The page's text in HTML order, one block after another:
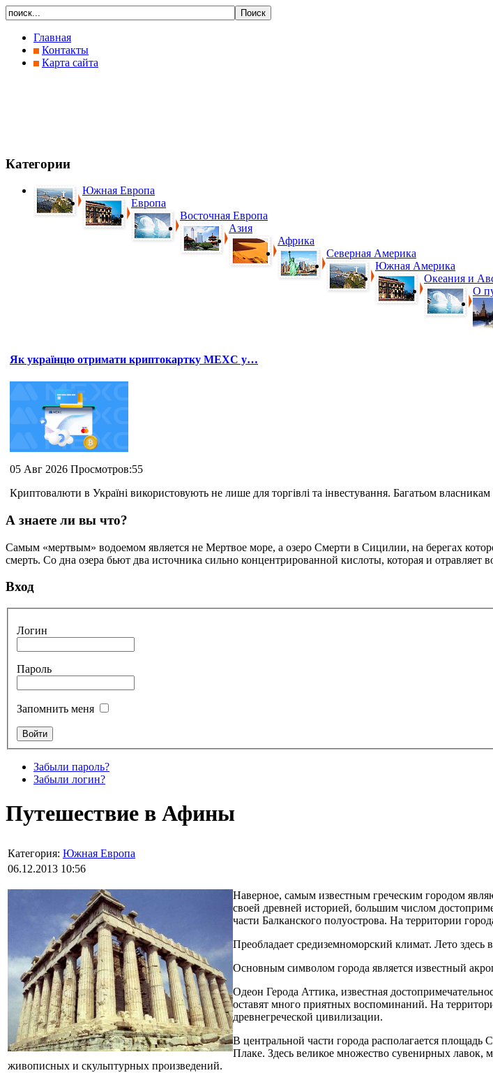
Главная
Контакты
Карта сайта
Категории
Южная Европа
Европа
Восточная Европа
Азия
Африка
Северная Америка
Южная Америка
Океания и
О
Як українцю отримати криптокартку MEXC у…
05 Авг 2026 Просмотров:55
Криптовалюти в Україні використовують не лише для торгівлі та інвестування. Багатьом
А знаете ли вы что?
Самым «мертвым» водоемом является не Мертвое море, а озеро Смерти в Сицилии, на берегах
смерть. Со дна озера бьют два источника сильно концентрированной кислоты, которая и отравляет
Вход
Логин
Пароль
Запомнить меня
Забыли пароль?
Забыли логин?
Путешествие в Афины
Категория: Южная Европа
06.12.2013 10:56
Наверное, самым известным греческим городом
своей древней историей, большим числом
части Балканского полуострова. На территории
Преобладает средиземноморский климат. Лето здесь
Основным символом города является известный
Одеон Герода Аттика, известная
оставят много приятных воспоминаний. На
древнегреческой цивилизации.
В центральной части города располагается
Плаке. Здесь великое множество сувенирных
живописных и скульптурных произведений.